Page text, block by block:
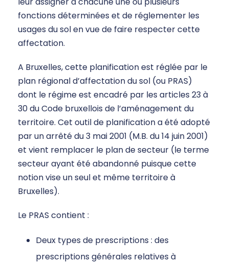
fonctions déterminées et de réglementer les
usages du sol en vue de faire respecter cette
affectation.
A Bruxelles, cette planification est réglée par le
plan régional d’affectation du sol (ou PRAS)
dont le régime est encadré par les articles 23 à
30 du Code bruxellois de l’aménagement du
territoire. Cet outil de planification a été adopté
par un arrêté du 3 mai 2001 (M.B. du 14 juin 2001)
et vient remplacer le plan de secteur (le terme
secteur ayant été abandonné puisque cette
notion vise un seul et même territoire à
Bruxelles).
Le PRAS contient :
Deux types de prescriptions : des
prescriptions générales relatives à